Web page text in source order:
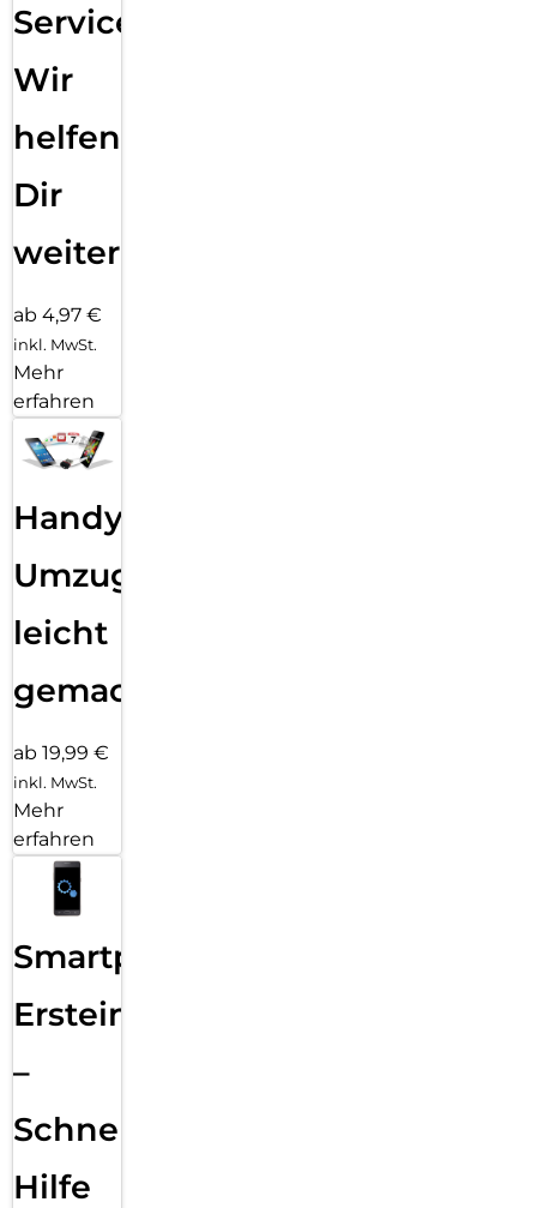
Service:
Wir
helfen
Dir
weiter
ab 4,97 €
inkl. MwSt.
Mehr
erfahren
Handy
Umzug
leicht
gemacht!
ab 19,99 €
inkl. MwSt.
Mehr
erfahren
Smartphone
Ersteinrichtung
–
Schnelle
Hilfe